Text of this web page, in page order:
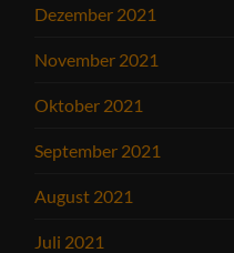
Dezember 2021
November 2021
Oktober 2021
September 2021
August 2021
Juli 2021